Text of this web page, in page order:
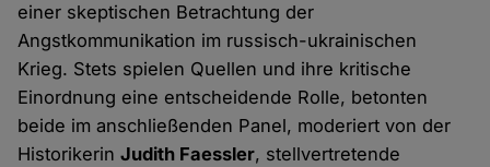
einer skeptischen Betrachtung der
Angstkommunikation im russisch-ukrainischen
Krieg. Stets spielen Quellen und ihre kritische
Einordnung eine entscheidende Rolle, betonten
beide im anschließenden Panel, moderiert von der
HistorikerinJudith Faessler, stellvertretende